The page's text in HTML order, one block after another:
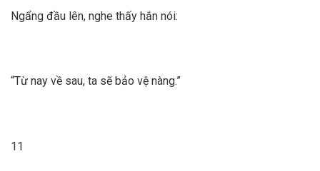
Ngẩng đầu lên, nghe thấy hắn nói:
“Từ nay về sau, ta sẽ bảo vệ nàng.”
11